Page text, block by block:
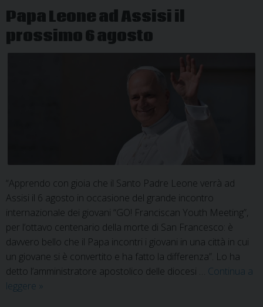
Papa Leone ad Assisi il
prossimo 6 agosto
“Apprendo con gioia che il Santo Padre Leone verrà ad
Assisi il 6 agosto in occasione del grande incontro
internazionale dei giovani “GO! Franciscan Youth Meeting”,
per l’ottavo centenario della morte di San Francesco: è
davvero bello che il Papa incontri i giovani in una città in cui
un giovane si è convertito e ha fatto la differenza”. Lo ha
detto l’amministratore apostolico delle diocesi … Continua a
leggere Papa
»